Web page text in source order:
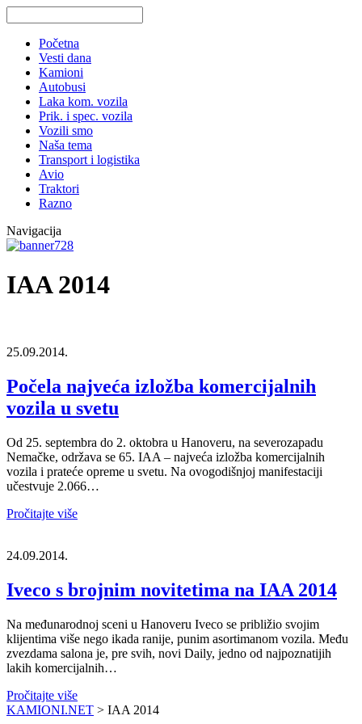
Početna
Vesti dana
Kamioni
Autobusi
Laka kom. vozila
Prik. i spec. vozila
Vozili smo
Naša tema
Transport i logistika
Avio
Traktori
Razno
Navigacija
IAA 2014
25.09.2014.
Počela najveća izložba komercijalnih
vozila u svetu
Od 25. septembra do 2. oktobra u Hanoveru, na severozapadu
Nemačke, održava se 65. IAA – najveća izložba komercijalnih
vozila i prateće opreme u svetu. Na ovogodišnjoj manifestaciji
učestvuje 2.066…
Pročitajte više
24.09.2014.
Iveco s brojnim novitetima na IAA 2014
Na međunarodnoj sceni u Hanoveru Iveco se približio svojim
klijentima više nego ikada ranije, punim asortimanom vozila. Među
zvezdama salona je, pre svih, novi Daily, jedno od najpoznatijih
lakih komercijalnih…
Pročitajte više
KAMIONI.NET > IAA 2014